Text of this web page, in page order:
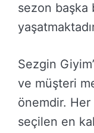
sezon başka
Sezgin
ve müşteri
önemdir.
seçilen en